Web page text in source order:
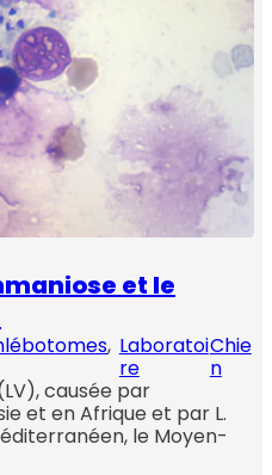
et le
, Laboratoi
re
Chie
n
causée par
et en Afrique et par L.
le Moyen-